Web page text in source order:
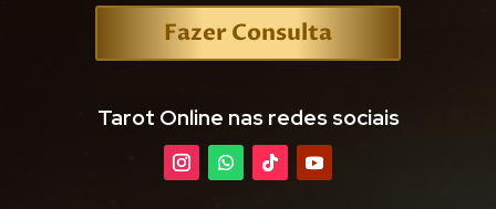
Fazer Consulta
Tarot Online nas redes sociais